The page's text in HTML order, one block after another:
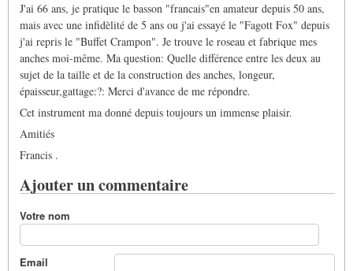
J'ai 66 ans, je pratique le basson "francais"en amateur depuis 50 ans,
mais avec une infidèlité de 5 ans ou j'ai essayé le "Fagott Fox" depuis
j'ai repris le "Buffet Crampon". Je trouve le roseau et fabrique mes
anches moi-même. Ma question: Quelle différence entre les deux au
sujet de la taille et de la construction des anches, longeur,
épaisseur,gattage:?: Merci d'avance de me répondre.
Cet instrument ma donné depuis toujours un immense plaisir.
Amitiés
Francis .
Ajouter un commentaire
Votre nom
Email